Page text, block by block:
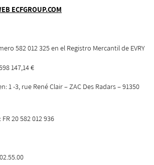
ECFGROUP.COM
582 012 325 en el Registro Mercantil de EVRY
147,14 €
1 -3, rue René Clair – ZAC Des Radars – 91350
20 582 012 936